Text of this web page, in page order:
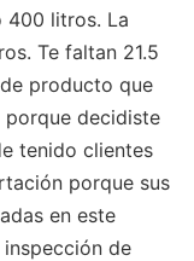
400 litros. La
Te faltan 21.5
producto que
porque decidiste
tenido clientes
porque sus
en este
de